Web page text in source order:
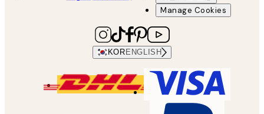
Manage Cookies
KOR ENGLISH